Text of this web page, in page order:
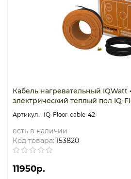
Кабель нагревательный IQWatt
электрический теплый пол IQ-
IQ-Floor-cable-42
есть в наличии
Код товара: 153820
11950р.